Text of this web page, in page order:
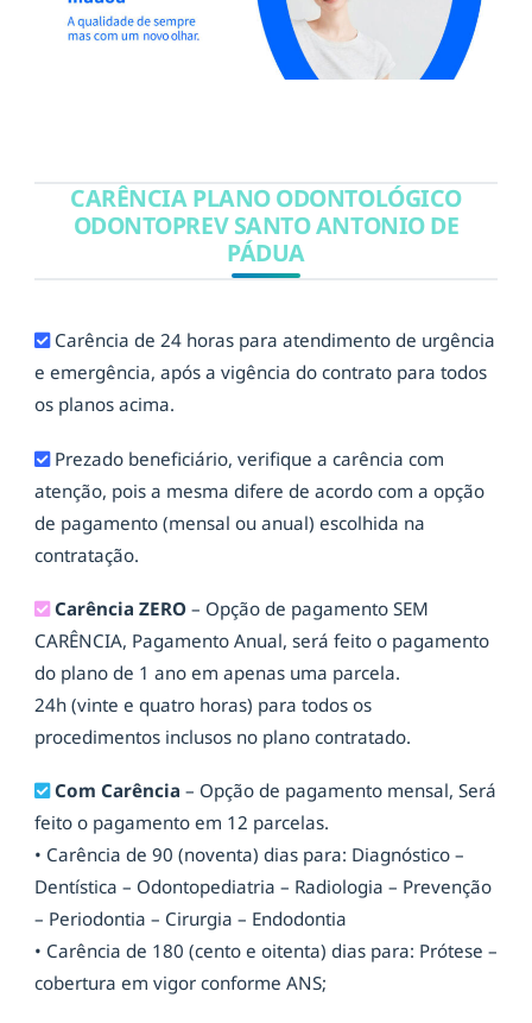
CARÊNCIA PLANO ODONTOLÓGICO
ODONTOPREV SANTO ANTONIO DE
PÁDUA
Carência de 24 horas para atendimento de urgência
e emergência, após a vigência do contrato para todos
os planos acima.
Prezado beneficiário, verifique a carência com
atenção, pois a mesma difere de acordo com a opção
de pagamento (mensal ou anual) escolhida na
contratação.
Carência ZERO – Opção de pagamento SEM
CARÊNCIA, Pagamento Anual, será feito o pagamento
do plano de 1 ano em apenas uma parcela.
24h (vinte e quatro horas) para todos os
procedimentos inclusos no plano contratado.
Com Carência – Opção de pagamento mensal, Será
feito o pagamento em 12 parcelas.
• Carência de 90 (noventa) dias para: Diagnóstico –
Dentística – Odontopediatria – Radiologia – Prevenção
– Periodontia – Cirurgia – Endodontia
• Carência de 180 (cento e oitenta) dias para: Prótese –
cobertura em vigor conforme ANS;